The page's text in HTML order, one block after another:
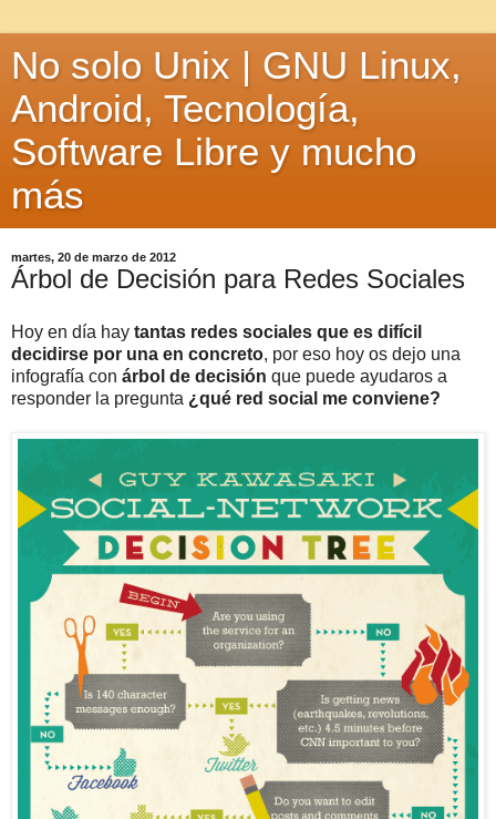
No solo Unix | GNU Linux,
Android, Tecnología,
Software Libre y mucho
más
martes, 20 de marzo de 2012
Árbol de Decisión para Redes Sociales
Hoy en día hay tantas redes sociales que es difícil
decidirse por una en concreto, por eso hoy os dejo una
infografía con árbol de decisión que puede ayudaros a
responder la pregunta ¿qué red social me conviene?